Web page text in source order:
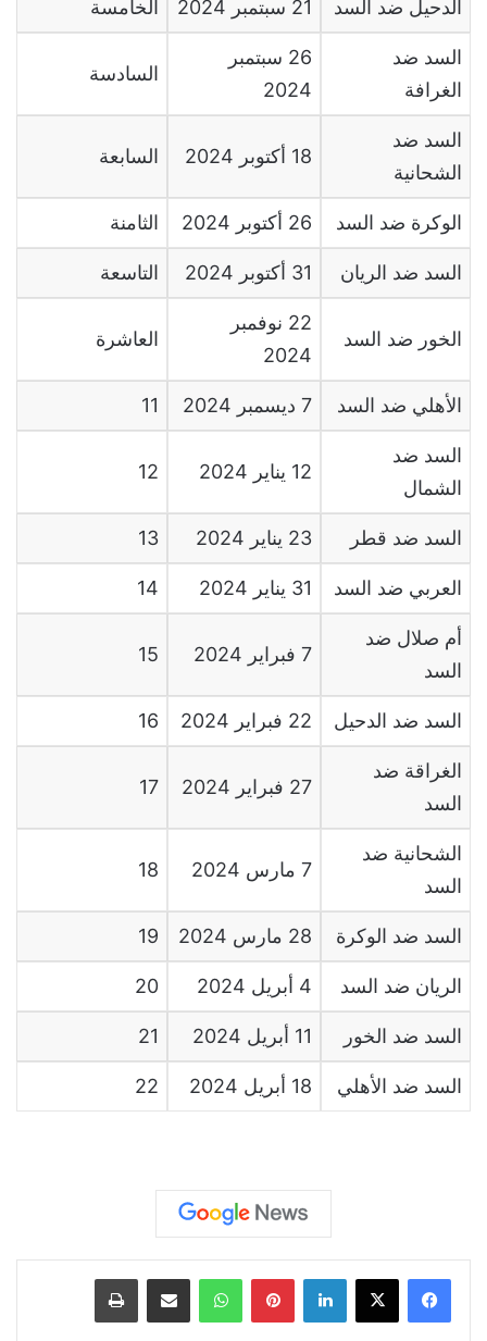
الدحيل ضد السد 21 سبتمبر 2024 الخامسة
السد ضد
الغرافة
26 سبتمبر
2024
السادسة
السد ضد
الشحانية
18 أكتوبر 2024 السابعة
الوكرة ضد السد 26 أكتوبر 2024 الثامنة
السد ضد الريان 31 أكتوبر 2024 التاسعة
الخور ضد السد
22 نوفمبر
2024
العاشرة
الأهلي ضد السد 7 ديسمبر 2024 11
السد ضد
الشمال
12 يناير 2024 12
السد ضد قطر 23 يناير 2024 13
العربي ضد السد 31 يناير 2024 14
أم صلال ضد
السد
7 فبراير 2024 15
السد ضد الدحيل 22 فبراير 2024 16
الغراقة ضد
السد
27 فبراير 2024 17
الشحانية ضد
السد
7 مارس 2024 18
السد ضد الوكرة 28 مارس 2024 19
الريان ضد السد 4 أبريل 2024 20
السد ضد الخور 11 أبريل 2024 21
السد ضد الأهلي 18 أبريل 2024 22
لينكدإن بينتيريست واتساب